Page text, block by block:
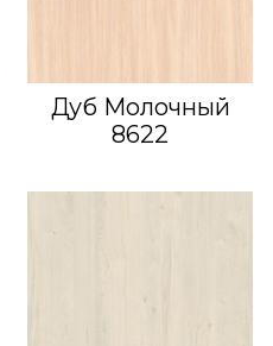
Дуб Молочный
8622